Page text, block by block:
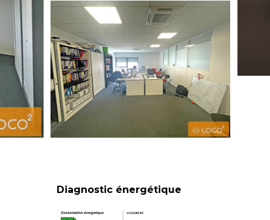
Diagnostic énergétique